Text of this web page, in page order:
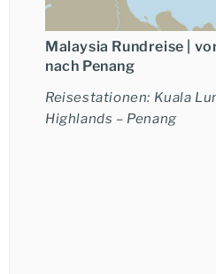
Malaysia Rundreise |
nach Penang
Reisestationen: Kuala
Highlands – Penang